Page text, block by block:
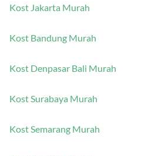
Kost Jakarta Murah
Kost Bandung Murah
Kost Denpasar Bali Murah
Kost Surabaya Murah
Kost Semarang Murah